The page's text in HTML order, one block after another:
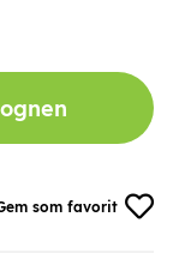
som favorit